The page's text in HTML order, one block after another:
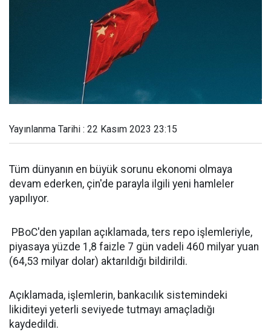
Yayınlanma Tarihi : 22 Kasım 2023 23:15
Tüm dünyanın en büyük sorunu ekonomi olmaya
devam ederken, çin'de parayla ilgili yeni hamleler
yapılıyor.
PBoC'den yapılan açıklamada, ters repo işlemleriyle,
piyasaya yüzde 1,8 faizle 7 gün vadeli 460 milyar yuan
(64,53 milyar dolar) aktarıldığı bildirildi.
Açıklamada, işlemlerin, bankacılık sistemindeki
likiditeyi yeterli seviyede tutmayı amaçladığı
kaydedildi.